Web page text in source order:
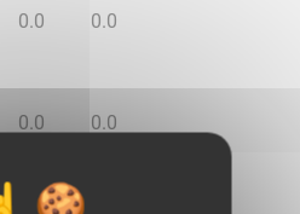
0.0 0.0
0.0 0.0